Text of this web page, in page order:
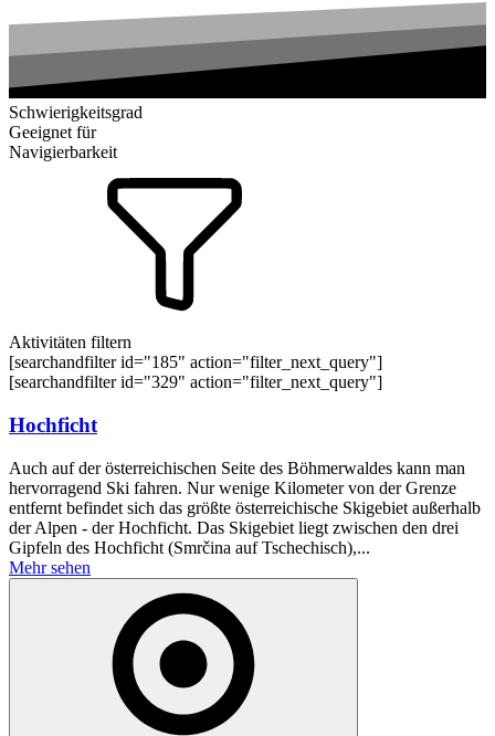
Schwierigkeitsgrad
Geeignet für
Navigierbarkeit
Aktivitäten filtern
[searchandfilter id="185" action="filter_next_query"]
[searchandfilter id="329" action="filter_next_query"]
Hochficht
Auch auf der österreichischen Seite des Böhmerwaldes kann man
hervorragend Ski fahren. Nur wenige Kilometer von der Grenze
entfernt befindet sich das größte österreichische Skigebiet außerhalb
der Alpen - der Hochficht. Das Skigebiet liegt zwischen den drei
Gipfeln des Hochficht (Smrčina auf Tschechisch),...
Mehr sehen